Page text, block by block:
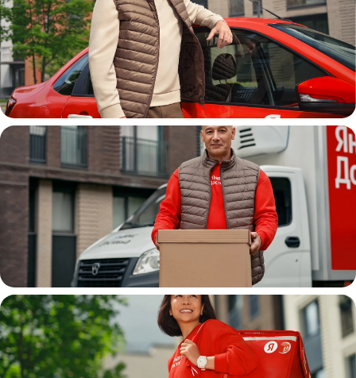
Автокурьер
Водитель
грузовой машины